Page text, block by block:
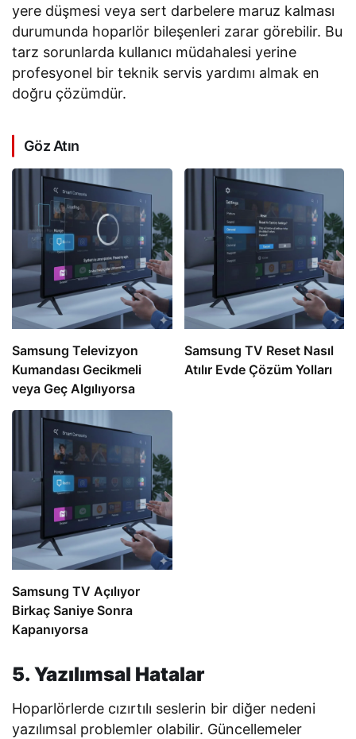
yere düşmesi veya sert darbelere maruz kalması
durumunda hoparlör bileşenleri zarar görebilir. Bu
tarz sorunlarda kullanıcı müdahalesi yerine
profesyonel bir teknik servis yardımı almak en
doğru çözümdür.
Göz Atın
Samsung Televizyon
Kumandası Gecikmeli
veya Geç Algılıyorsa
Samsung TV Reset Nasıl
Atılır Evde Çözüm Yolları
Samsung TV Açılıyor
Birkaç Saniye Sonra
Kapanıyorsa
5. Yazılımsal Hatalar
Hoparlörlerde cızırtılı seslerin bir diğer nedeni
yazılımsal problemler olabilir. Güncellemeler